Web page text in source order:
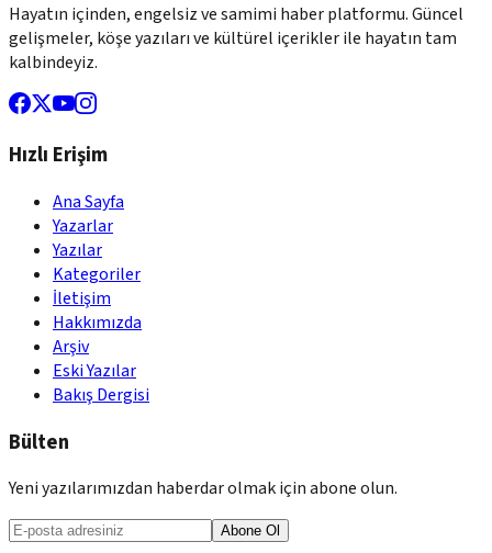
Hayatın içinden, engelsiz ve samimi haber platformu. Güncel
gelişmeler, köşe yazıları ve kültürel içerikler ile hayatın tam
kalbindeyiz.
Hızlı Erişim
Ana Sayfa
Yazarlar
Yazılar
Kategoriler
İletişim
Hakkımızda
Arşiv
Eski Yazılar
Bakış Dergisi
Bülten
Yeni yazılarımızdan haberdar olmak için abone olun.
Abone Ol